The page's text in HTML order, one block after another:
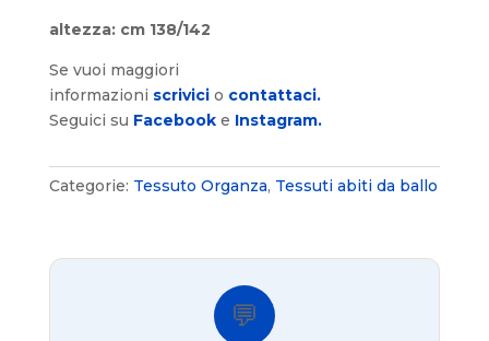
altezza: cm 138/142
Se vuoi maggiori
informazioni scrivici o contattaci.
Seguici su Facebooke Instagram.
Categorie: Tessuto Organza, Tessuti abiti da ballo
💬